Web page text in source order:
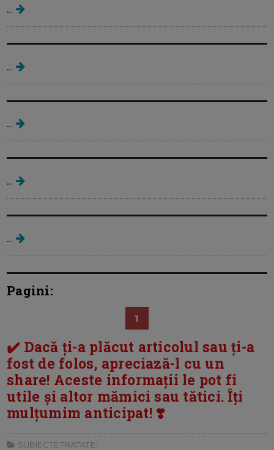
...
...
...
Cand se coace timpul pentru a
...
...
Pagini:
1
✔️ Dacă ți-a plăcut articolul sau ți-a
fost de folos, apreciază-l cu un
share! Aceste informații le pot fi
utile și altor mămici sau tătici. Îți
mulțumim anticipat! ❣️
SUBIECTE TRATATE: